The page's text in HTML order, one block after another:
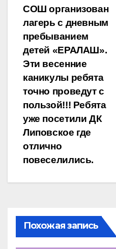
по
записям
СОШ организован
лагерь с дневным
пребыванием
детей «ЕРАЛАШ».
Эти весенние
каникулы ребята
точно проведут с
пользой!!! Ребята
уже посетили ДК
Липовское где
отлично
повеселились.
Похожая запись